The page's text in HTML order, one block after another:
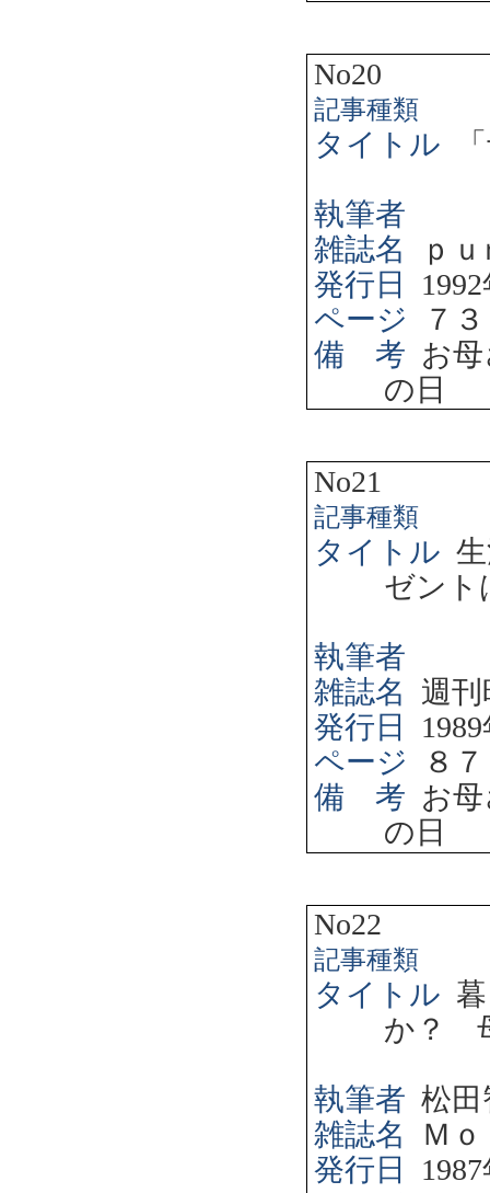
No20
記事種類
タイトル
執筆者
雑誌名
ｐ
発行日
1992
ページ
７
備 考 お
の日
No21
記事種類
タイトル
ゼント
執筆者
雑誌名
週刊
発行日
1989
ページ
８７
備 考 お
の日
No22
記事種類
タイトル
か？
執筆者 松田
雑誌名
Ｍ
発行日
1987